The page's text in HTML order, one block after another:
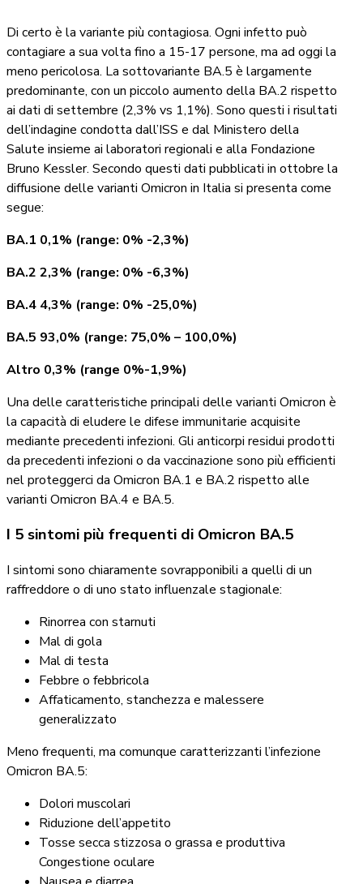
Di certo è la variante più contagiosa. Ogni infetto può
contagiare a sua volta fino a 15-17 persone, ma ad oggi la
meno pericolosa. La sottovariante BA.5 è largamente
predominante, con un piccolo aumento della BA.2 rispetto
ai dati di settembre (2,3% vs 1,1%). Sono questi i risultati
dell’indagine condotta dall’ISS e dal Ministero della
Salute insieme ai laboratori regionali e alla Fondazione
Bruno Kessler. Secondo questi dati pubblicati in ottobre la
diffusione delle varianti Omicron in Italia si presenta come
segue:
BA.1 0,1% (range: 0% -2,3%)
BA.2 2,3% (range: 0% -6,3%)
BA.4 4,3% (range: 0% -25,0%)
BA.5 93,0% (range: 75,0% – 100,0%)
Altro 0,3% (range 0%-1,9%)
Una delle caratteristiche principali delle varianti Omicron è
la capacità di eludere le difese immunitarie acquisite
mediante precedenti infezioni. Gli anticorpi residui prodotti
da precedenti infezioni o da vaccinazione sono più efficienti
nel proteggerci da Omicron BA.1 e BA.2 rispetto alle
varianti Omicron BA.4 e BA.5.
I 5 sintomi più frequenti di Omicron BA.5
I sintomi sono chiaramente sovrapponibili a quelli di un
raffreddore o di uno stato influenzale stagionale:
Rinorrea con starnuti
Mal di gola
Mal di testa
Febbre o febbricola
Affaticamento, stanchezza e malessere
generalizzato
Meno frequenti, ma comunque caratterizzanti l’infezione
Omicron BA.5:
Dolori muscolari
Riduzione dell’appetito
Tosse secca stizzosa o grassa e produttiva
Congestione oculare